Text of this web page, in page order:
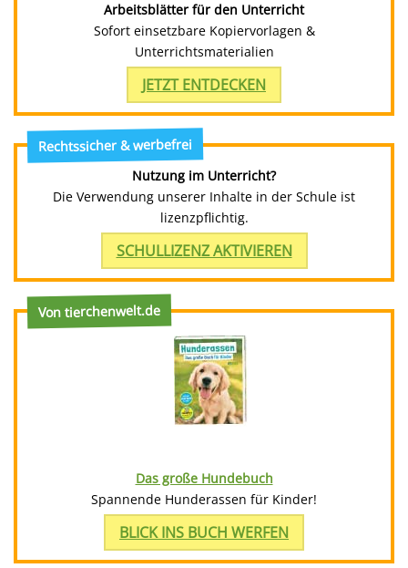
Arbeitsblätter für den Unterricht
Sofort einsetzbare Kopiervorlagen &
Unterrichtsmaterialien
JETZT ENTDECKEN
Rechtssicher & werbefrei
Nutzung im Unterricht?
Die Verwendung unserer Inhalte in der Schule ist
lizenzpflichtig.
SCHULLIZENZ AKTIVIEREN
Von tierchenwelt.de
Das große Hundebuch
Spannende Hunderassen für Kinder!
BLICK INS BUCH WERFEN